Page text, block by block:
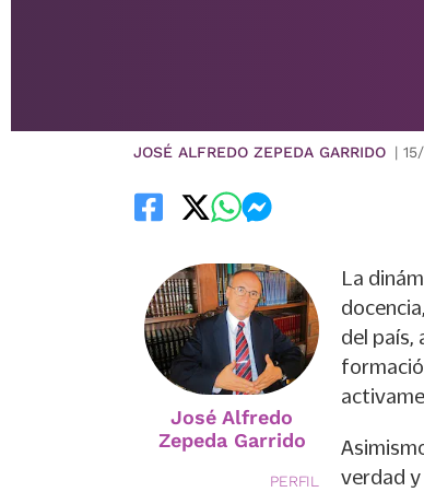
JOSÉ ALFREDO ZEPEDA GARRIDO |
José Alfredo
Zepeda Garrido
PERFIL
La
del país,
verdad y